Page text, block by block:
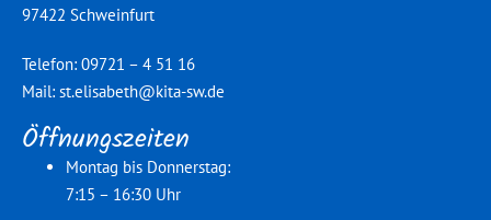
97422 Schweinfurt
Telefon: 09721 – 4 51 16
Mail: st.elisabeth@kita-sw.de
Öffnungszeiten
Montag bis Donnerstag:
7:15 – 16:30 Uhr